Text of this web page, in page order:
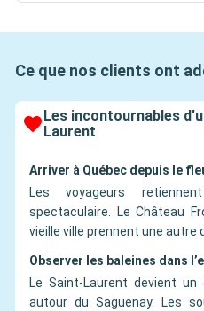
Ce que nos clients ont
Les incontournables
Laurent
Arriver à Québec depuis le
Les voyageurs
spectaculaire. Le Château
vieille ville prennent une autre
Observer les baleines dans
Le Saint-Laurent devient
autour du Saguenay. Les